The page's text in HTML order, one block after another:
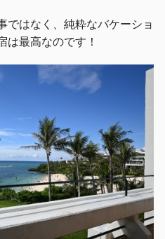
はなく、純粋なバケーショ
は最高なのです！